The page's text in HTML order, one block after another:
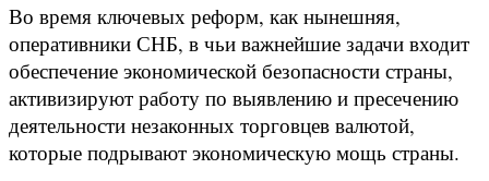
Во время ключевых реформ, как нынешняя,
оперативники СНБ, в чьи важнейшие задачи входит
обеспечение экономической безопасности страны,
активизируют работу по выявлению и пресечению
деятельности незаконных торговцев валютой,
которые подрывают экономическую мощь страны.